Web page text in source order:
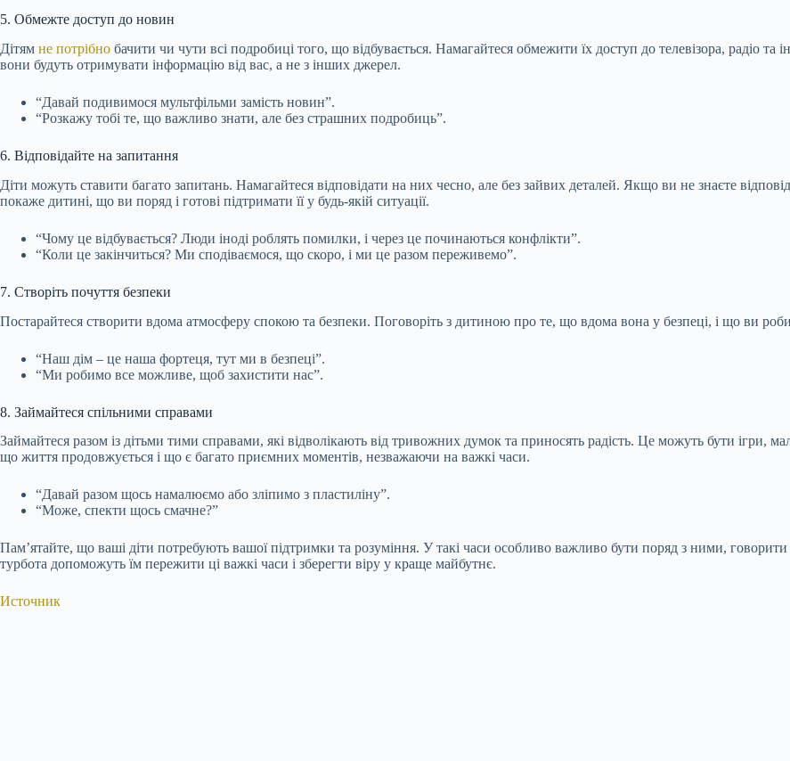
5. Обмежте доступ до новин
Дітям не потрібно бачити чи чути всі подробиці того, що відбувається. Намагайтеся обмежити їх доступ до телевізора, радіо
вони будуть отримувати інформацію від вас, а не з інших джерел.
“Давай подивимося мультфільми замість новин”.
“Розкажу тобі те, що важливо знати, але без страшних подробиць”.
6. Відповідайте на запитання
Діти можуть ставити багато запитань. Намагайтеся відповідати на них чесно, але без зайвих деталей. Якщо ви не знаєте
покаже дитині, що ви поряд і готові підтримати її у будь-якій ситуації.
“Чому це відбувається? Люди іноді роблять помилки, і через це починаються конфлікти”.
“Коли це закінчиться? Ми сподіваємося, що скоро, і ми це разом переживемо”.
7. Створіть почуття безпеки
Постарайтеся створити вдома атмосферу спокою та безпеки. Поговоріть з дитиною про те, що вдома вона у безпеці, і що ви
“Наш дім – це наша фортеця, тут ми в безпеці”.
“Ми робимо все можливе, щоб захистити нас”.
8. Займайтеся спільними справами
Займайтеся разом із дітьми тими справами, які відволікають від тривожних думок та приносять радість. Це можуть бути ігри,
що життя продовжується і що є багато приємних моментів, незважаючи на важкі часи.
“Давай разом щось намалюємо або зліпимо з пластиліну”.
“Може, спекти щось смачне?”
Пам’ятайте, що ваші діти потребують вашої підтримки та розуміння. У такі часи особливо важливо бути поряд з ними,
турбота допоможуть їм пережити ці важкі часи і зберегти віру у краще майбутнє.
Источник